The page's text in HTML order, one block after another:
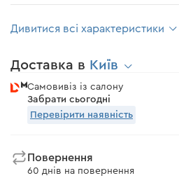
Дивитися всі характеристики
Доставка в Київ
Самовивіз із салону
Забрати сьогодні
Перевірити наявність
Повернення
60 днів на повернення